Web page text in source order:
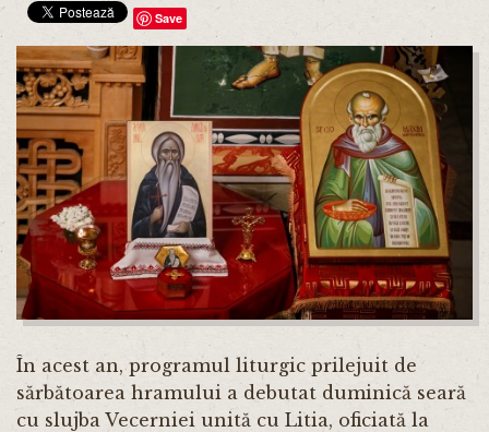
Save
În acest an, programul liturgic prilejuit de
sărbătoarea hramului a debutat duminică seară
cu slujba Vecerniei unită cu Litia, oficiată la